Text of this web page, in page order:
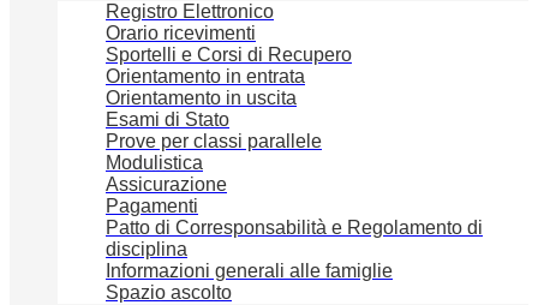
Registro Elettronico
Orario ricevimenti
Sportelli e Corsi di Recupero
Orientamento in entrata
Orientamento in uscita
Esami di Stato
Prove per classi parallele
Modulistica
Assicurazione
Pagamenti
Patto di Corresponsabilità e Regolamento di
disciplina
Informazioni generali alle famiglie
Spazio ascolto